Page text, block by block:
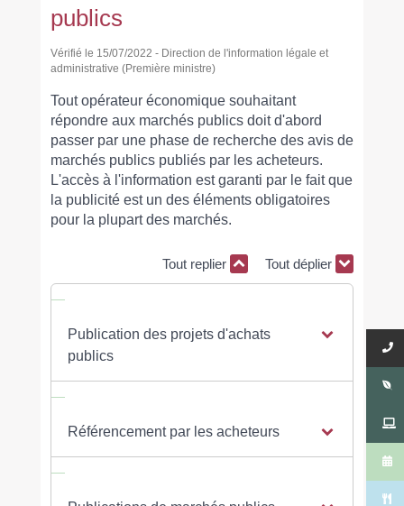
publics
Vérifié le 15/07/2022 - Direction de l'information légale et
administrative (Première ministre)
Tout opérateur économique souhaitant
répondre aux marchés publics doit d'abord
passer par une phase de recherche des avis de
marchés publics publiés par les acheteurs.
L'accès à l'information est garanti par le fait que
la publicité est un des éléments obligatoires
pour la plupart des marchés.
Tout replier Tout déplier
Publication des projets d'achats
publics
Référencement par les acheteurs